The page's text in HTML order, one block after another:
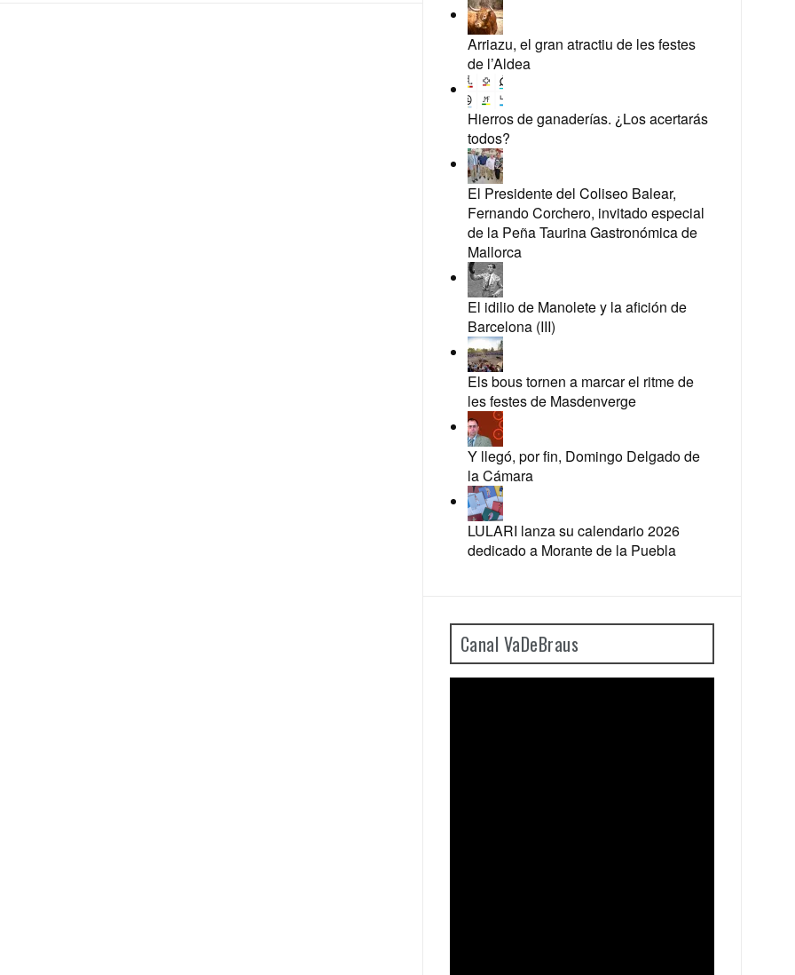
Arriazu, el gran atractiu de les festes
de l’Aldea
Hierros de ganaderías. ¿Los acertarás
todos?
El Presidente del Coliseo Balear,
Fernando Corchero, invitado especial
de la Peña Taurina Gastronómica de
Mallorca
El idilio de Manolete y la afición de
Barcelona (III)
Els bous tornen a marcar el ritme de
les festes de Masdenverge
Y llegó, por fin, Domingo Delgado de
la Cámara
LULARI lanza su calendario 2026
dedicado a Morante de la Puebla
Canal VaDeBraus